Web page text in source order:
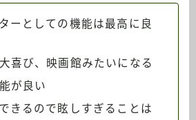
ーとしての機能は最高に良
喜び、映画館みたいになる
が良い
きるので眩しすぎることは